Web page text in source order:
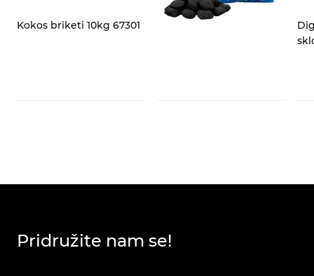
Kokos briketi 10kg 67301
Pridružite nam se!